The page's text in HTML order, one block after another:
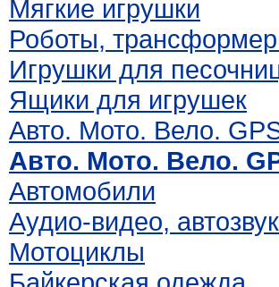
Мягкие игрушки
Роботы,
Игрушки для
Ящики для игрушек
Авто. Мото. Вело.
Авто. Мото. Вело.
Автомобили
Аудио-видео, автозвук
Мотоциклы